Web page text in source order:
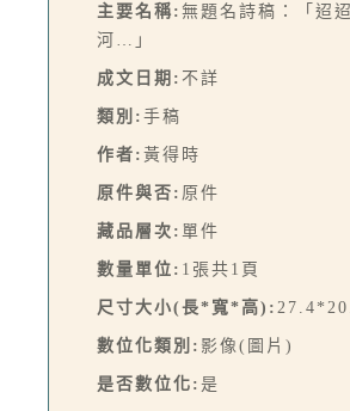
主要名稱: 無題名詩稿：「迢
河…」
成文日期: 不詳
類別: 手稿
作者: 黃得時
原件與否: 原件
藏品層次: 單件
數量單位: 1張共1頁
尺寸大小(長*寬*高):
數位化類別: 影像(圖片)
是否數位化: 是